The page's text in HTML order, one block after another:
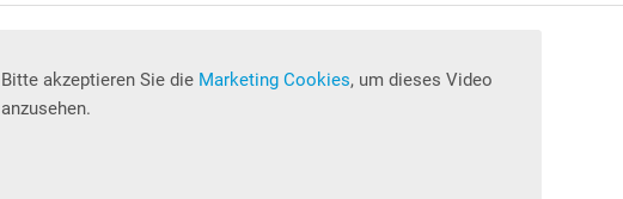
Bitte akzeptieren Sie die Marketing Cookies, um dieses Video
anzusehen.